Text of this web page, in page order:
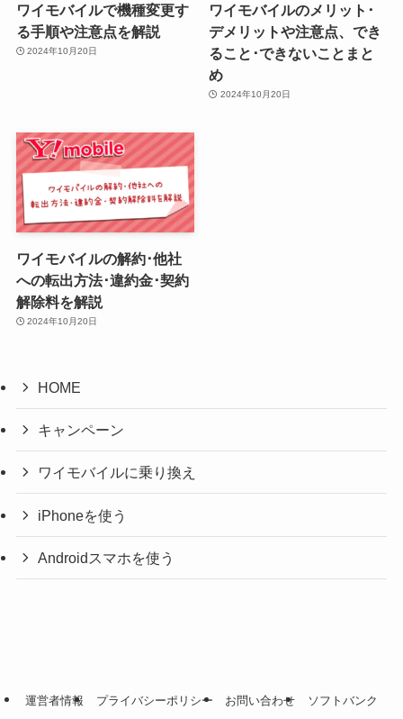
ワイモバイルで機種変更す
る手順や注意点を解説
2024年10月20日
ワイモバイルのメリット･
デメリットや注意点、でき
ること･できないことまと
め
2024年10月20日
ワイモバイルの解約･他社
への転出方法･違約金･契約
解除料を解説
2024年10月20日
HOME
キャンペーン
ワイモバイルに乗り換え
iPhoneを使う
Androidスマホを使う
運営者情報 プライバシーポリシー お問い合わせ
ソフトバンク